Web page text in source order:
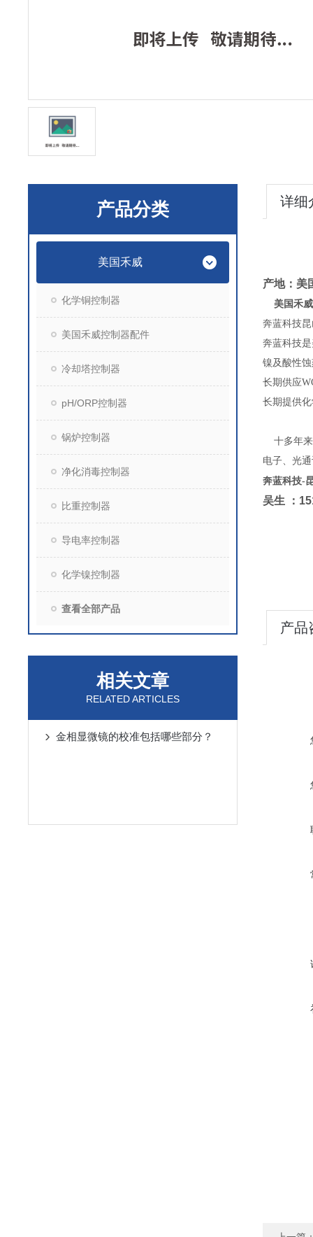
产品分类
美国禾威
化学铜控制器
美国禾威控制器配件
冷却塔控制器
pH/ORP控制器
锅炉控制器
净化消毒控制器
比重控制器
导电率控制器
化学镍控制器
查看全部产品
相关文章
RELATED ARTICLES
金相显微镜的校准包括哪些部分？
详细
产地：
美国禾
奔蓝科技
奔蓝科技
镍及酸性
长期供应
长期提供
十多年
电子、光
奔蓝科技-
吴生 ：
产品